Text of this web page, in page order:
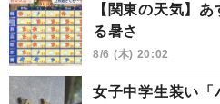
【関東の天気】
る暑さ
8/6 (木) 20:02
女子中学生装い